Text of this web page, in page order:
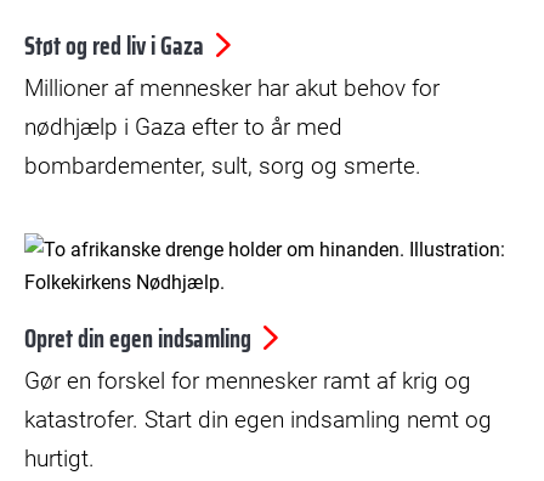
Støt og red liv i Gaza
Millioner af mennesker har akut behov for
nødhjælp i Gaza efter to år med
bombardementer, sult, sorg og smerte.
Opret din egen indsamling
Gør en forskel for mennesker ramt af krig og
katastrofer. Start din egen indsamling nemt og
hurtigt.